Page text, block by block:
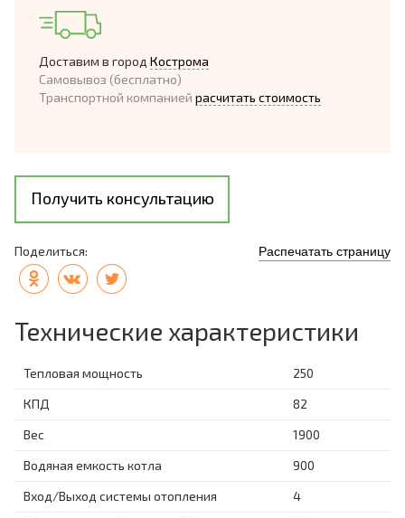
Доставим в город Кострома
Самовывоз (бесплатно)
Транспортной компанией расчитать стоимость
Получить консультацию
Поделиться: Распечатать страницу
Технические характеристики
Тепловая мощность
250
КПД
82
Вес
1900
Водяная емкость котла
900
Вход/Выход системы отопления
4